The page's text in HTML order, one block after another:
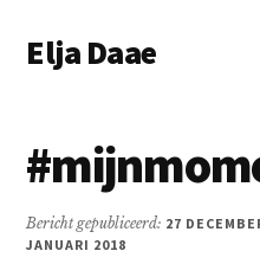
naar
naar
menu
Elja Daae
&
meer
Bericht gepubliceerd: 27
JANUARI 2018